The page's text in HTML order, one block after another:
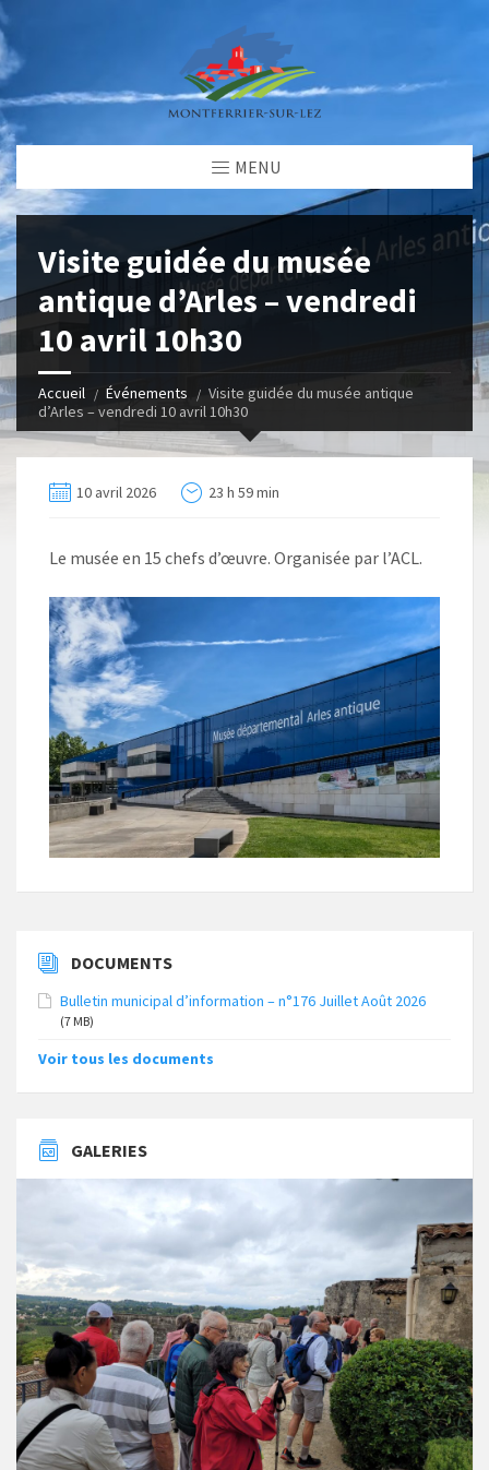
MENU
Visite guidée du musée
antique d’Arles – vendredi
10 avril 10h30
Accueil Événements
Visite guidée du musée antique
d’Arles – vendredi 10 avril 10h30
10 avril 2026 23 h 59 min
Le musée en 15 chefs d’œuvre. Organisée par l’ACL.
DOCUMENTS
Bulletin municipal d’information – n°176 Juillet Août 2026
(7 MB)
Voir tous les documents
GALERIES